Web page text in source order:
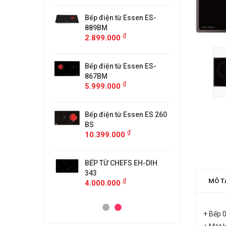
MÔ
+ Bếp
Bếp điện từ Essen ES-
889BM
2.899.000 ₫
Bếp điện từ Essen ES-
867BM
5.999.000 ₫
Bếp điện từ Essen ES 260
BS
10.399.000 ₫
BẾP TỪ CHEFS EH-DIH
343
4.000.000 ₫
Bếp
MÁY
KF-